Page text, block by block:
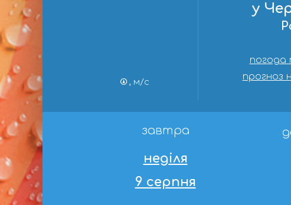
, м/с
у
погода
прогноз
завтра
неділя
9 серпня